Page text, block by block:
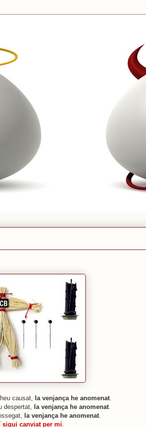
causat, la venjança he anomenat.
despertat, la venjança he anomenat.
la venjança he anomenat.
sigui canviat per mi.